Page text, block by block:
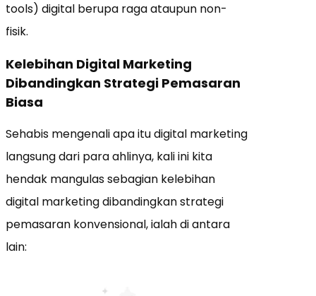
tools) digital berupa raga ataupun non-
fisik.
Kelebihan Digital Marketing
Dibandingkan Strategi Pemasaran
Biasa
Sehabis mengenali apa itu digital marketing
langsung dari para ahlinya, kali ini kita
hendak mangulas sebagian kelebihan
digital marketing dibandingkan strategi
pemasaran konvensional, ialah di antara
lain: